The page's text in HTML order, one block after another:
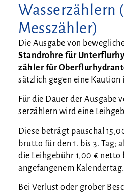
Wasserzählern
Messzähler)
Die Aus­ga­be von
Stand­roh­re für
zäh­ler für
sätz­lich gegen eine Kau­ti­on
Für die Dau­er der Aus­ga­be
ser­zäh­lern wird eine
Die­se beträgt pau­schal
brut­to für den 1. bis 3. Tag;
die Leih­ge­bühr 1,00 € net­to
ange­fan­ge­nem Kalendertag.
Bei Ver­lust oder gro­ber